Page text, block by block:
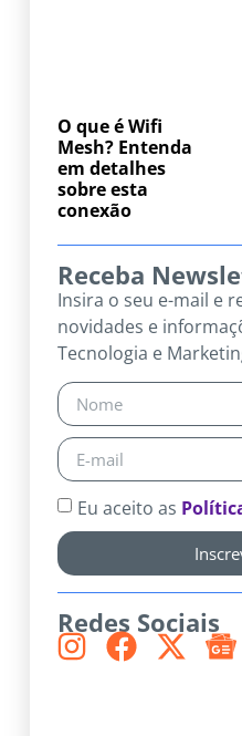
O que é Wifi
Mesh? Entenda
em detalhes
sobre esta
conexão
Receba
Insira o seu e-mail e
novidades e
Tecnologia e
Eu aceito as
Redes Sociais